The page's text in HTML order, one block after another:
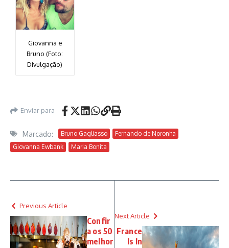
Giovanna e
Bruno (Foto:
Divulgação)
Enviar para
Marcado: Bruno Gagliasso
Fernando de Noronha
Giovanna Ewbank
Maria Bonita
Previous Article
Confir
a os 50
melhor
Next Article
France
Is In